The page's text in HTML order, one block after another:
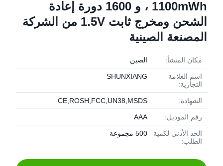
1100mWh ، و 1600 دورة إعادة
الشحن ومخرج ثابت 1.5V من الشركة
المصنعة الصينية
مكان المنشأ: الصين
اسم العلامة
التجارية:
SHUNXIANG
الشهادة: CE,ROSH,FCC,UN38,MSDS
رقم الموديل: AAA
الحد الأدنى لكمية
الطلب:
500 مجموعة